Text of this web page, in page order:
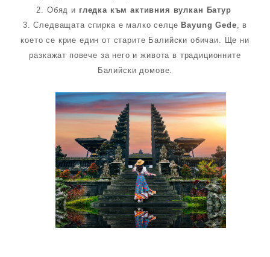
2. Обяд и гледка към активния вулкан Батур
3. Следващата спирка е малко селце Bayung Gede, в
което се крие един от старите Балийски обичаи. Ще ни
разкажат повече за него и живота в традиционните
Балийски домове.